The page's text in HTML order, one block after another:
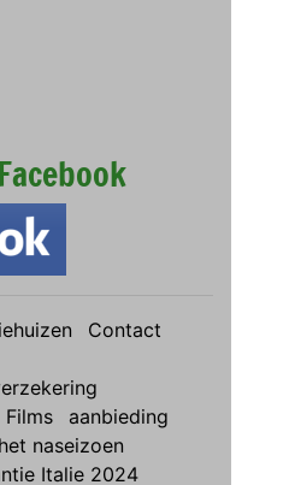
Contact
Films
aanbieding
naseizoen
Italie 2024